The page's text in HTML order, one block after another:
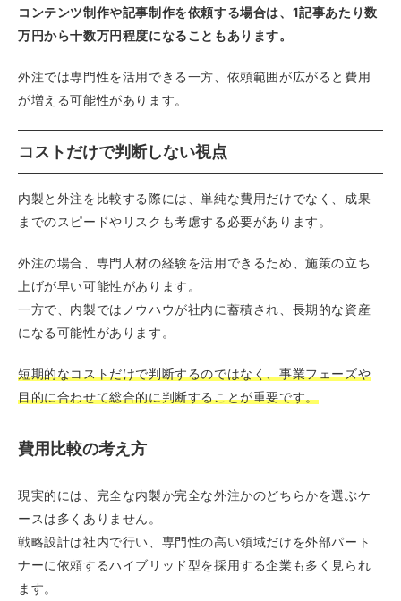
コンテンツ制作や記事制作を依頼する場合は、1記事あたり数
万円から十数万円程度になることもあります。
外注では専門性を活用できる一方、依頼範囲が広がると費用
が増える可能性があります。
コストだけで判断しない視点
内製と外注を比較する際には、単純な費用だけでなく、成果
までのスピードやリスクも考慮する必要があります。
外注の場合、専門人材の経験を活用できるため、施策の立ち
上げが早い可能性があります。
一方で、内製ではノウハウが社内に蓄積され、長期的な資産
になる可能性があります。
短期的なコストだけで判断するのではなく、事業フェーズや
目的に合わせて総合的に判断することが重要です。
費用比較の考え方
現実的には、完全な内製か完全な外注かのどちらかを選ぶケ
ースは多くありません。
戦略設計は社内で行い、専門性の高い領域だけを外部パート
ナーに依頼するハイブリッド型を採用する企業も多く見られ
ます。